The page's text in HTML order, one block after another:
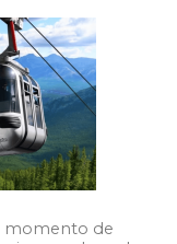
momento de